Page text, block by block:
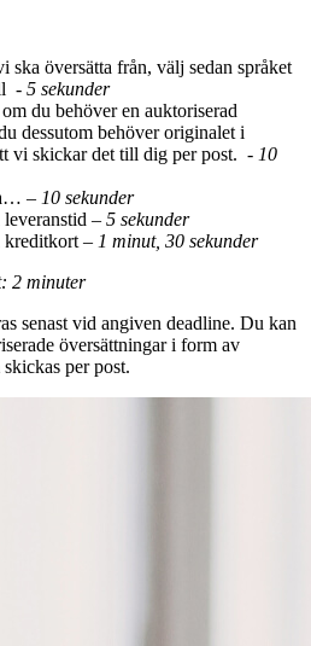
översätta från, välj sedan språket
- 5 sekunder
du behöver en auktoriserad
dessutom behöver originalet i
vi skickar det till dig per post. - 10
– 10 sekunder
– 5 sekunder
kreditkort – 1 minut, 30 sekunder
2 minuter
senast vid angiven deadline. Du kan
översättningar i form av
per post.